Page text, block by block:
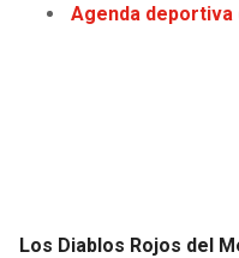
Agenda
Los Diablos Rojos del